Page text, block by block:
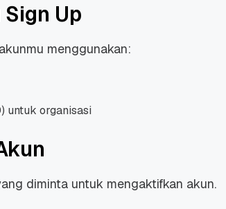
Domain .ID dan Diskon
Up
menggunakan:
untuk organisasi
diminta untuk mengaktifkan akun.